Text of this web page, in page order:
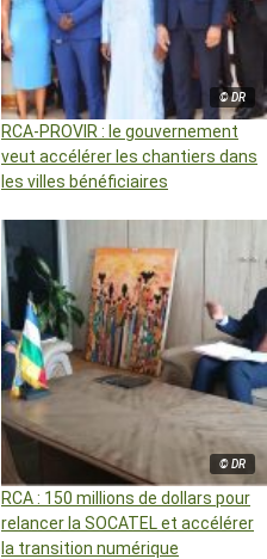
© DR
RCA-PROVIR : le gouvernement
veut accélérer les chantiers dans
les villes bénéficiaires
© DR
RCA : 150 millions de dollars pour
relancer la SOCATEL et accélérer
la transition numérique